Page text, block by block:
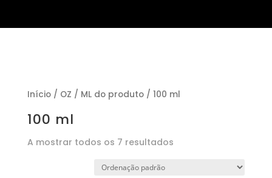
Início/ OZ / ML do produto / 100 ml
100 ml
A mostrar todos os 7 resultados